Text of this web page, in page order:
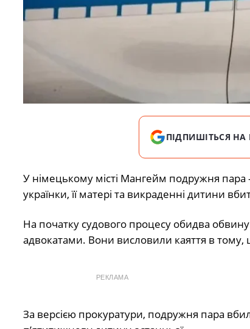
ПІДПИШІТЬСЯ НА
У німецькому місті Мангейм подружня пара
українки, її матері та викраденні дитини
На початку судового процесу обидва
адвокатами. Вони висловили каяття в
РЕКЛАМА
За версією прокуратури, подружня пара